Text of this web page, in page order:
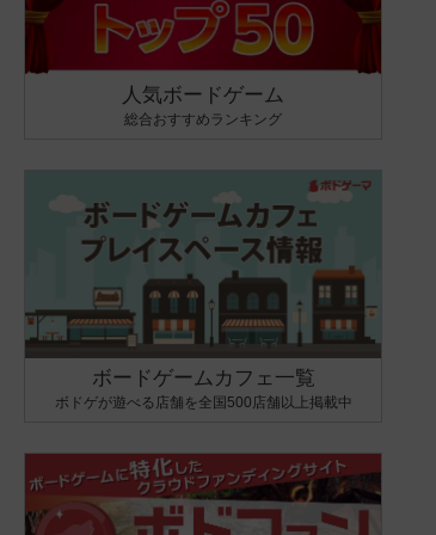
人気ボードゲーム
総合おすすめランキング
ボードゲームカフェ一覧
ボドゲが遊べる店舗を全国500店舗以上掲載中